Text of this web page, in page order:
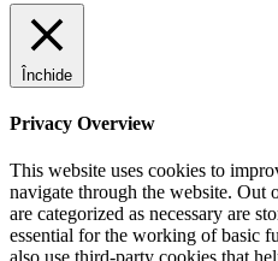
Închide
Privacy Overview
This website uses cookies to
navigate through the website. Out
are categorized as necessary are
essential for the working of basic